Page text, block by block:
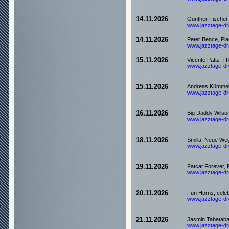
14.11.2026
Günther Fischer
www.jazztage-
14.11.2026
Peter Bence,
www.jazztage-
15.11.2026
Vicente Patiz,
www.jazztage-
15.11.2026
Andreas
www.jazztage-
16.11.2026
Big Daddy
www.jazztage-
18.11.2026
Smilla, Neue
www.jazztage-
19.11.2026
Fatcat Forever,
www.jazztage-
20.11.2026
Fun Horns,
www.jazztage-
21.11.2026
Jasmin
www.jazztage-